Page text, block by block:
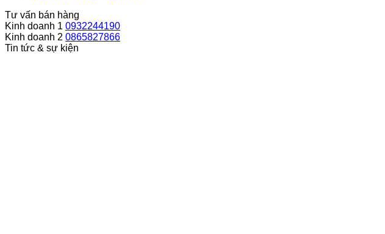
Tư vấn bán hàng
Kinh doanh 1 0932244190
Kinh doanh 2 0865827866
Tin tức & sự kiện